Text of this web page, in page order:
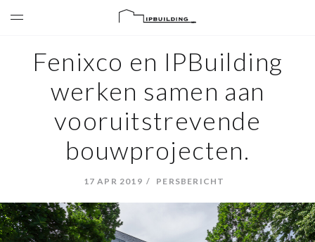
Fenixco en IPBuilding
werken samen aan
vooruitstrevende
bouwprojecten.
17 APR 2019 PERSBERICHT